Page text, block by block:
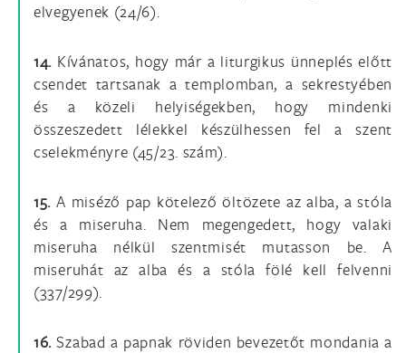
elvegyenek (24/6).
14. Kívánatos, hogy már a liturgikus ünneplés előtt
csendet tartsanak a templomban, a sekrestyében
és a közeli helyiségekben, hogy mindenki
összeszedett lélekkel készülhessen fel a szent
cselekményre (45/23. szám).
15. A miséző pap kötelező öltözete az alba, a stóla
és a miseruha. Nem megengedett, hogy valaki
miseruha nélkül szentmisét mutasson be. A
miseruhát az alba és a stóla fölé kell felvenni
(337/299).
16. Szabad a papnak röviden bevezetőt mondania a